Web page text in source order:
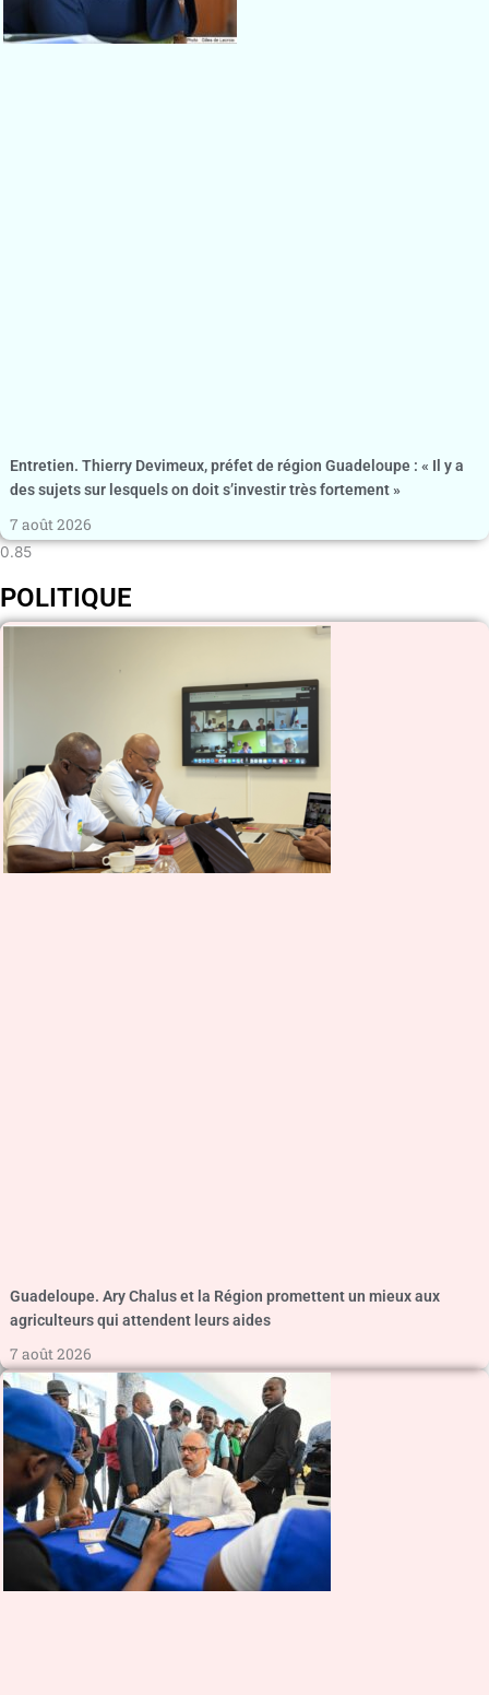
Entretien. Thierry Devimeux, préfet de région Guadeloupe : « Il y a
des sujets sur lesquels on doit s’investir très fortement »
7 août 2026
POLITIQUE
Guadeloupe. Ary Chalus et la Région promettent un mieux aux
agriculteurs qui attendent leurs aides
7 août 2026